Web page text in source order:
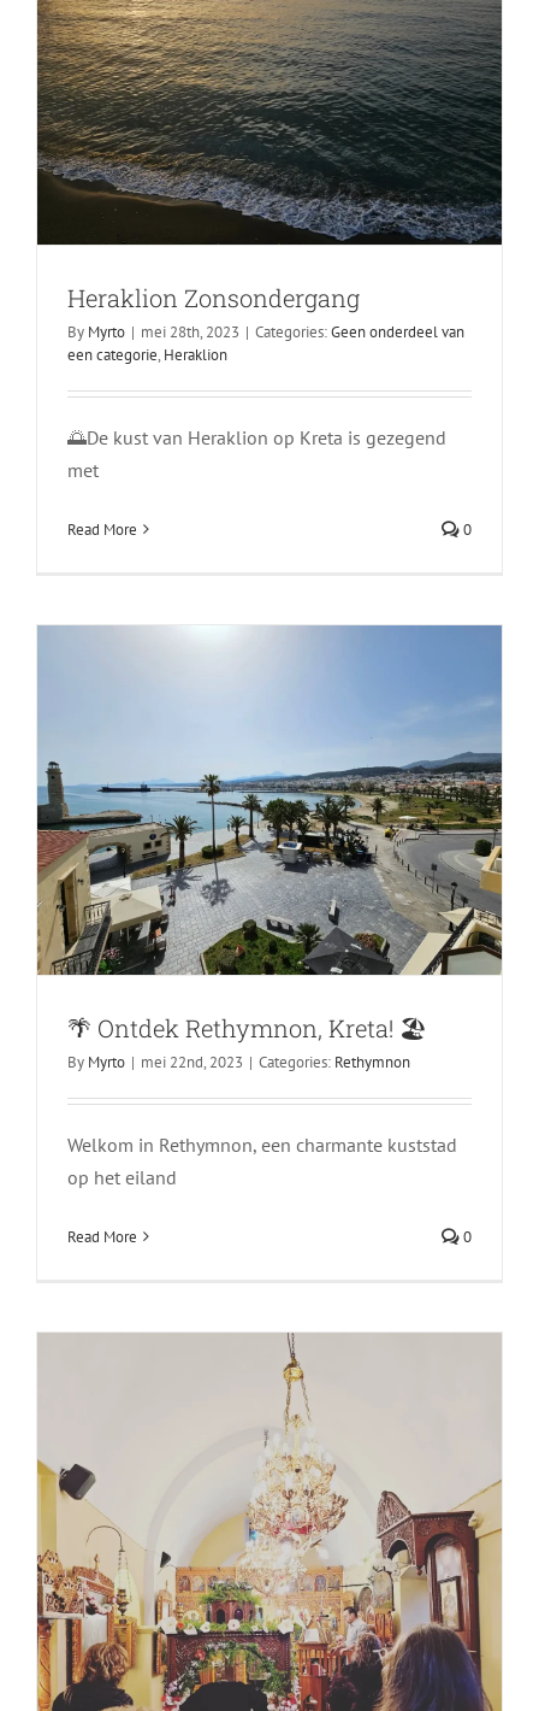
Heraklion Zonsondergang
By Myrto | mei 28th, 2023 | Categories:Geen onderdeel van
een categorie, Heraklion
🌅De kust van Heraklion op Kreta is gezegend
met
Read More 0
🌴 Ontdek Rethymnon, Kreta! 🏖️
By Myrto | mei 22nd, 2023 | Categories: Rethymnon
Welkom in Rethymnon, een charmante kuststad
op het eiland
Read More 0
Goede Vrijdag Op Kreta